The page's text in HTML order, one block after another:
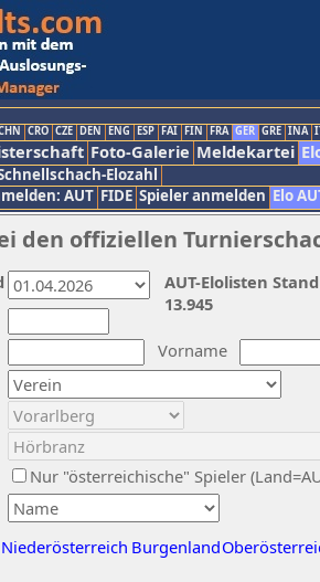
CRO CZE DEN ENG ESP FAI FIN FRA GER GRE INA
Foto-Galerie Meldekartei
Elozahl
AUT FIDE Spieler anmelden Elo
den offiziellen
Vorname
Nur "österreichische" Spieler
Niederösterreich Burgenland
AUT-Elolisten
13.945